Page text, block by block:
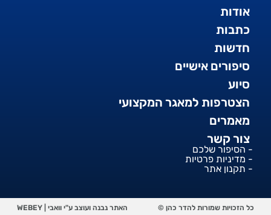
אודות
כתבות
חדשות
סיפורים אישיים
סיוע
הצטרפות למאגר המקצועי
מאמרים
צור קשר
- הסיפור שלכם
- מדיניות פרטיות
- תקנון אתר
כל הזכויות שמורות להדר כהן © האתר נבנה ועוצב ע"י וואבי | WEBEY